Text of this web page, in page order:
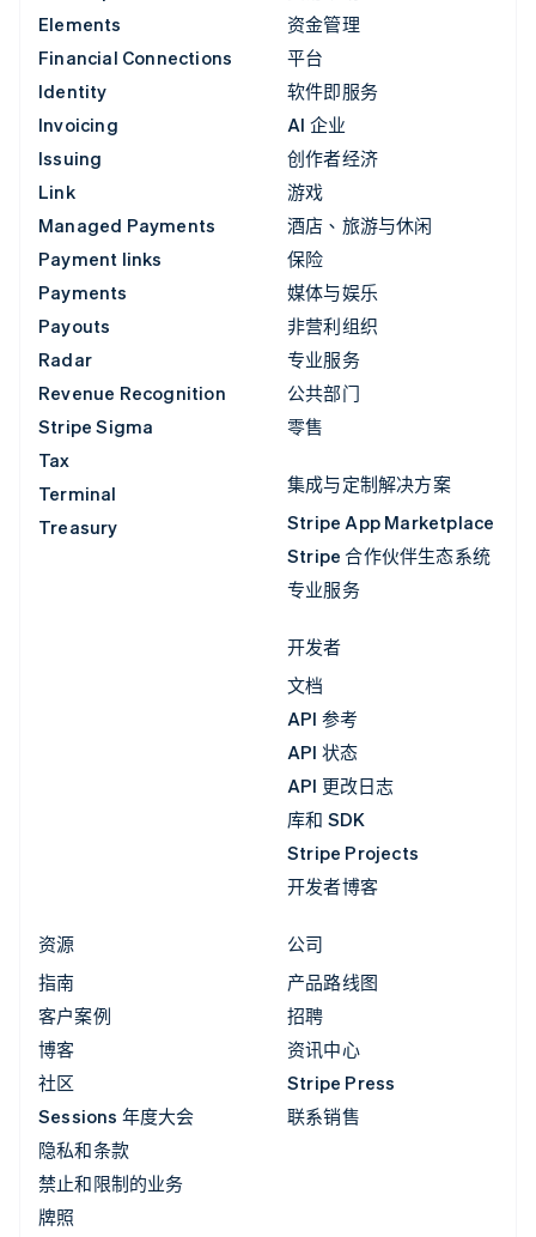
Elements
Financial Connections
Identity
Invoicing
Issuing
Link
Managed Payments
Payment links
Payments
Payouts
Radar
Revenue Recognition
Stripe Sigma
Tax
Terminal
Treasury
资金管理
平台
软件即服务
AI 企业
创作者经济
游戏
酒店、旅游与休闲
保险
媒体与娱乐
非营利组织
专业服务
公共部门
零售
集成与定制解决方案
Stripe App Marketplace
Stripe 合作伙伴生态系统
专业服务
开发者
文档
API 参考
API 状态
API 更改日志
库和 SDK
Stripe Projects
开发者博客
资源
指南
客户案例
博客
社区
Sessions 年度大会
隐私和条款
禁止和限制的业务
牌照
公司
产品路线图
招聘
资讯中心
Stripe Press
联系销售